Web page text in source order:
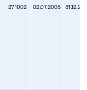
271002 02.07.2005